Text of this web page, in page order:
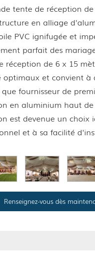
tente de réception de
en alliage
PVC ignifugée et
parfait des
réception de 6 x 15
optimaux et convient à
fournisseur de
en aluminium haut
est devenue un choix
et à sa facilité
Renseignez-vous dès